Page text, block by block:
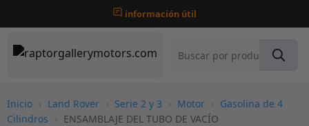
información útil
Inicio › Land Rover › Serie 2 y 3 › Motor › Gasolina de 4
Cilindros › ENSAMBLAJE DEL TUBO DE VACÍO